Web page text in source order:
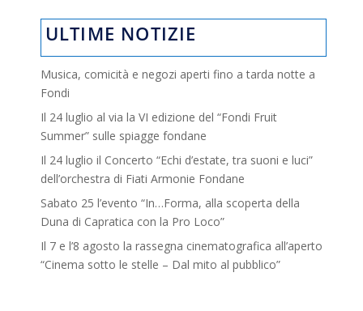
ULTIME NOTIZIE
Musica, comicità e negozi aperti fino a tarda notte a
Fondi
Il 24 luglio al via la VI edizione del “Fondi Fruit
Summer” sulle spiagge fondane
Il 24 luglio il Concerto “Echi d’estate, tra suoni e luci”
dell’orchestra di Fiati Armonie Fondane
Sabato 25 l’evento “In…Forma, alla scoperta della
Duna di Capratica con la Pro Loco”
Il 7 e l’8 agosto la rassegna cinematografica all’aperto
“Cinema sotto le stelle – Dal mito al pubblico”